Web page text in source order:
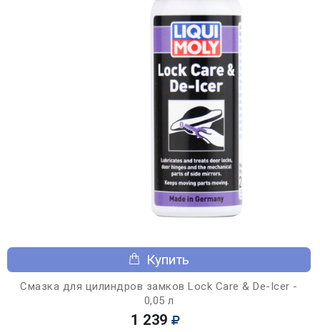
Купить
Смазка для цилиндров замков Lock Care & De-Icer -
0,05 л
1 239